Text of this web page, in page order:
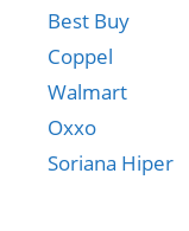
Best Buy
Coppel
Walmart
Oxxo
Soriana Hiper